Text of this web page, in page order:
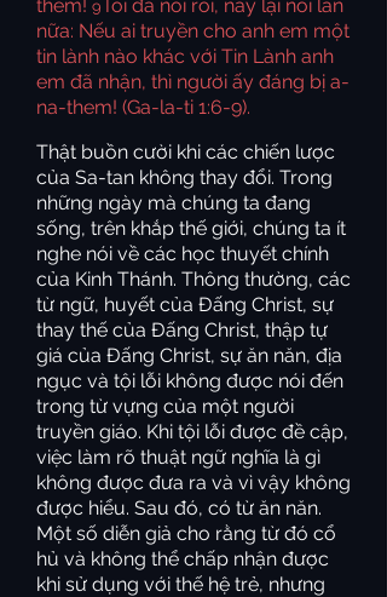
them! 9 Tôi đã nói rồi, nay lại nói lần
nữa: Nếu ai truyền cho anh em một
tin lành nào khác với Tin Lành anh
em đã nhận, thì người ấy đáng bị a-
na-them! (Ga-la-ti 1:6-9).
Thật buồn cười khi các chiến lược
của Sa-tan không thay đổi. Trong
những ngày mà chúng ta đang
sống, trên khắp thế giới, chúng ta ít
nghe nói về các học thuyết chính
của Kinh Thánh. Thông thường, các
từ ngữ, huyết của Đấng Christ, sự
thay thế của Đấng Christ, thập tự
giá của Đấng Christ, sự ăn năn, địa
ngục và tội lỗi không được nói đến
trong từ vựng của một người
truyền giáo. Khi tội lỗi được đề cập,
việc làm rõ thuật ngữ nghĩa là gì
không được đưa ra và vì vậy không
được hiểu. Sau đó, có từ ăn năn.
Một số diễn giả cho rằng từ đó cổ
hủ và không thể chấp nhận được
khi sử dụng với thế hệ trẻ, nhưng